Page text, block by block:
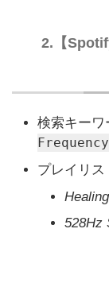
2.【
検索キーワ
Frequency
プレイリス
528Hz